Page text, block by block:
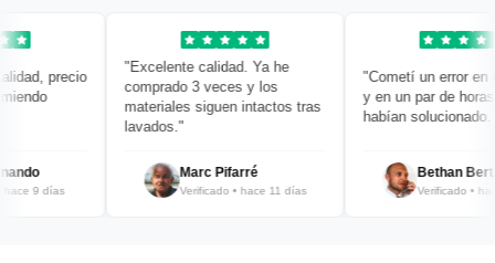
precio
9 días
"Excelente calidad. Ya he
comprado 3 veces y los
materiales siguen intactos tras
lavados."
Marc Pifarré
Verificado • hace 11 días
"Cometí un error en
y en un par de horas
habían solucionado.
Bethan
Verificado • hace